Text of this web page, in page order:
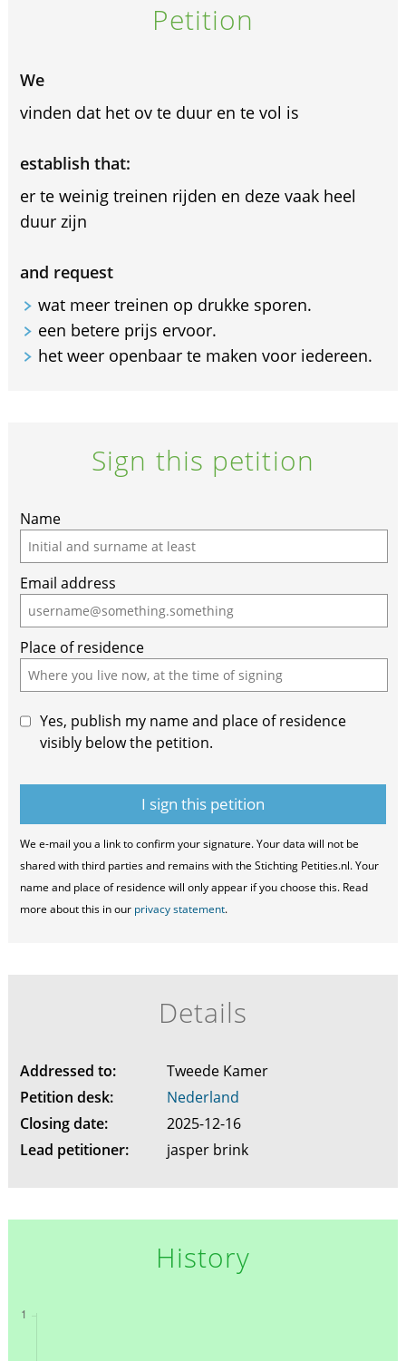
Petition
We
vinden dat het ov te duur en te vol is
establish that:
er te weinig treinen rijden en deze vaak heel
duur zijn
and request
wat meer treinen op drukke sporen.
een betere prijs ervoor.
het weer openbaar te maken voor iedereen.
Sign this petition
Name
Email address
Place of residence
Yes, publish my name and place of residence
visibly below the petition.
We e-mail you a link to confirm your signature. Your data will not be
shared with third parties and remains with the Stichting Petities.nl. Your
name and place of residence will only appear if you choose this. Read
more about this in our privacy statement.
Details
Addressed to:
Tweede Kamer
Petition desk:
Nederland
Closing date:
2025-12-16
Lead petitioner:
jasper brink
History